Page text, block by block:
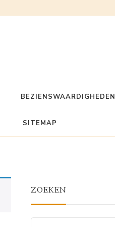
BEZIENSWAARDIGHEDEN
SITEMAP
ZOEKEN